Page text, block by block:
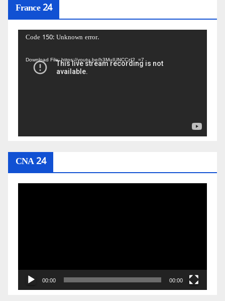
France 24
Video
Code 150: Unknown error.
Download File: https://youtu.be/h3MuIUNCCzI?_=7
CNA 24
00:00 00:00